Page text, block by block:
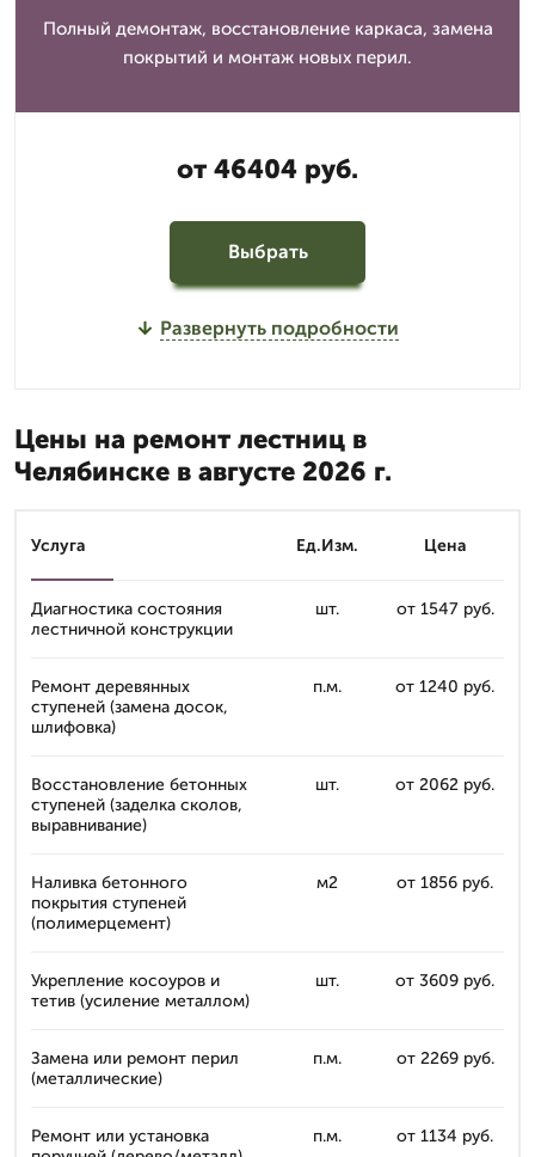
Полный демонтаж, восстановление каркаса, замена
покрытий и монтаж новых перил.
от 46404 руб.
Выбрать
Развернуть подробности
Цены на ремонт лестниц в
Челябинске в августе 2026 г.
Услуга Ед.Изм. Цена
Диагностика состояния
лестничной конструкции
шт. от 1547 руб.
Ремонт деревянных
ступеней (замена досок,
шлифовка)
п.м. от 1240 руб.
Восстановление бетонных
ступеней (заделка сколов,
выравнивание)
шт. от 2062 руб.
Наливка бетонного
покрытия ступеней
(полимерцемент)
м2 от 1856 руб.
Укрепление косоуров и
тетив (усиление металлом)
шт. от 3609 руб.
Замена или ремонт перил
(металлические)
п.м. от 2269 руб.
Ремонт или установка
п.м. от 1134 руб.